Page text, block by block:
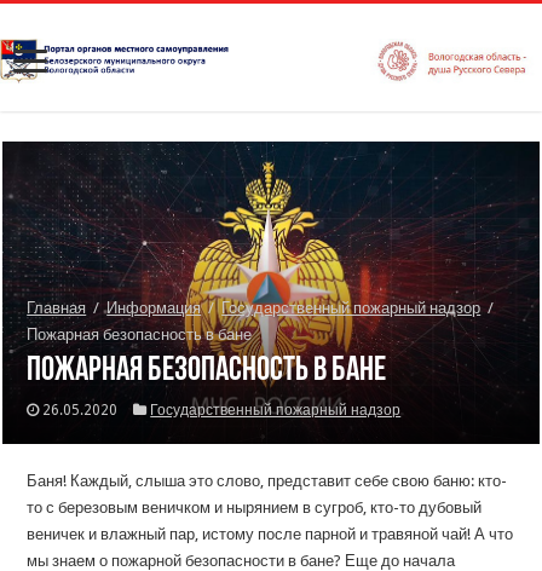
Главная / Информация / Государственный пожарный надзор /
Пожарная безопасность в бане
Пожарная безопасность в бане
26.05.2020 Государственный пожарный надзор
Баня! Каждый, слыша это слово, представит себе свою баню: кто-
то с березовым веничком и нырянием в сугроб, кто-то дубовый
веничек и влажный пар, истому после парной и травяной чай! А что
мы знаем о пожарной безопасности в бане? Еще до начала